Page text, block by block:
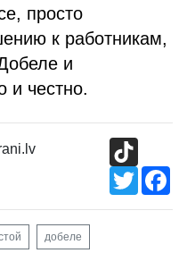
просто
к работникам,
и
и честно.
Twitter
добеле